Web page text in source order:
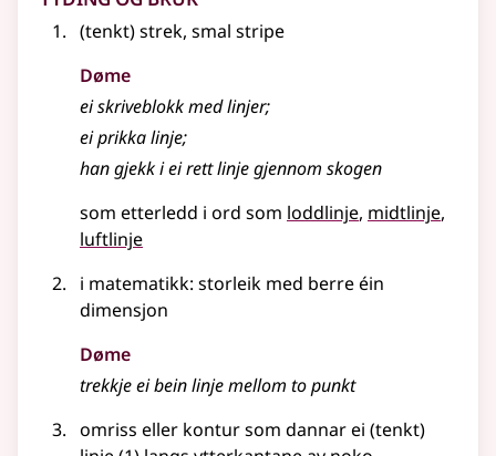
(tenkt) strek, smal stripe
Døme
ei skriveblokk med linjer;
ei prikkalinje;
han gjekk i ei rett linje gjennom skogen
som etterledd i ord som loddlinje midtlinje
luftlinje
i matematikk: storleik med berre éin
dimensjon
Døme
trekkje ei beinlinjemellom to punkt
omriss eller kontur som dannar ei (tenkt)